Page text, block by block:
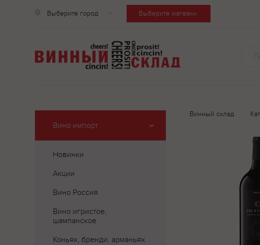
Выберите город Выберите магазин
Вино импорт
Новинки
Акции
Вино Россия
Вино игристое,
шампанское
Коньяк, бренди, арманьяк
Винный склад